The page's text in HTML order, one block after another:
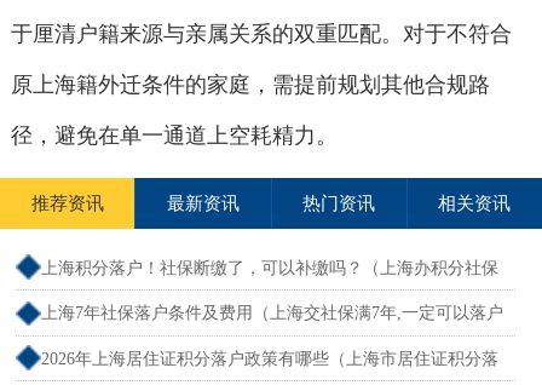
于厘清户籍来源与亲属关系的双重匹配。对于不符合
原上海籍外迁条件的家庭，需提前规划其他合规路
径，避免在单一通道上空耗精力。
推荐资讯 最新资讯 热门资讯 相关资讯
上海积分落户！社保断缴了，可以补缴吗？（上海办积分社保
断交需要重新计算吗）
上海7年社保落户条件及费用（上海交社保满7年,一定可以落户
吗？）
2026年上海居住证积分落户政策有哪些（上海市居住证积分落